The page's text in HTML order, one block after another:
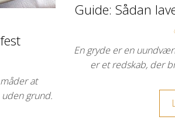
at
grund.
Guide: Sådan
En gryde er en
er et redskab, der